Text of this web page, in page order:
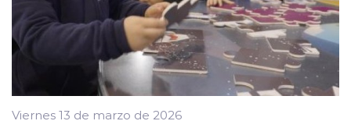
Viernes 13 de marzo de 2026